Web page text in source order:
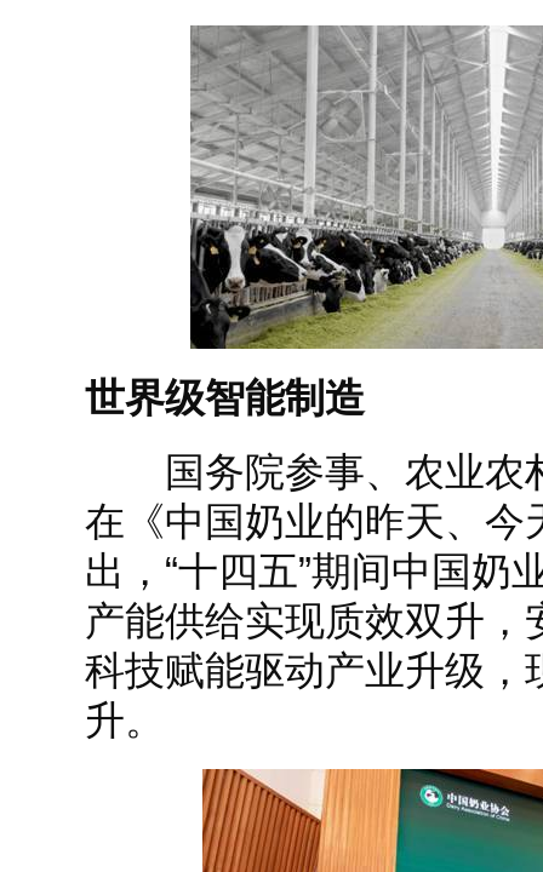
世界级智能制造
国务院参事、农业农
在《中国奶业的昨天、今
出，“十四五”期间中国奶
产能供给实现质效双升
科技赋能驱动产业升级，
升。